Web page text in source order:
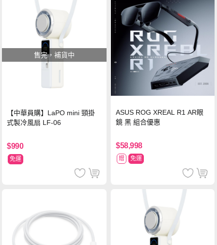
售完，補貨中
【中華員購】LaPO mini 頸掛
式製冷風扇 LF-06
$990
免運
ASUS ROG XREAL R1 AR眼
鏡 黑 組合優惠
$58,998
贈 免運